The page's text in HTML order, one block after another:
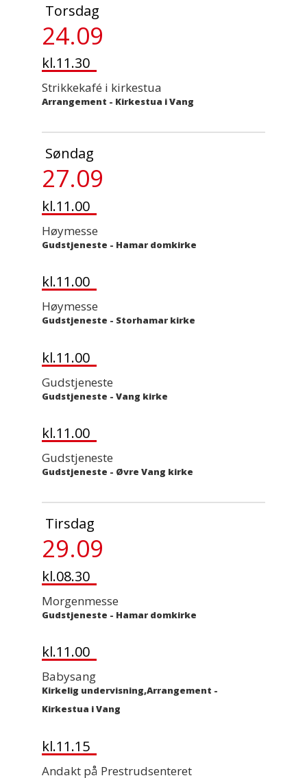
Torsdag
24.09
kl.11.30
Strikkekafé i kirkestua
Arrangement - Kirkestua i Vang
Søndag
27.09
kl.11.00
Høymesse
Gudstjeneste - Hamar domkirke
kl.11.00
Høymesse
Gudstjeneste - Storhamar kirke
kl.11.00
Gudstjeneste
Gudstjeneste - Vang kirke
kl.11.00
Gudstjeneste
Gudstjeneste - Øvre Vang kirke
Tirsdag
29.09
kl.08.30
Morgenmesse
Gudstjeneste - Hamar domkirke
kl.11.00
Babysang
Kirkelig undervisning,Arrangement -
Kirkestua i Vang
kl.11.15
Andakt på Prestrudsenteret